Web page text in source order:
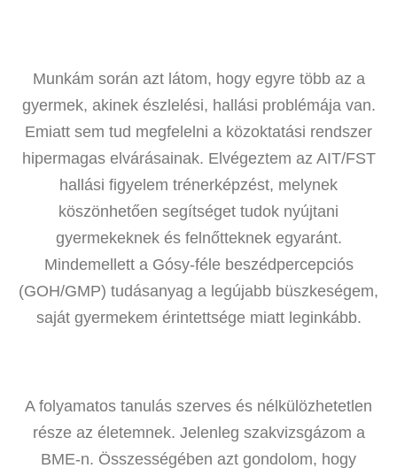
Munkám során azt látom, hogy egyre több az a
gyermek, akinek észlelési, hallási problémája van.
Emiatt sem tud megfelelni a közoktatási rendszer
hipermagas elvárásainak. Elvégeztem az AIT/FST
hallási figyelem trénerképzést, melynek
köszönhetően segítséget tudok nyújtani
gyermekeknek és felnőtteknek egyaránt.
Mindemellett a Gósy-féle beszédpercepciós
(GOH/GMP) tudásanyag a legújabb büszkeségem,
saját gyermekem érintettsége miatt leginkább.
A folyamatos tanulás szerves és nélkülözhetetlen
része az életemnek. Jelenleg szakvizsgázom a
BME-n. Összességében azt gondolom, hogy